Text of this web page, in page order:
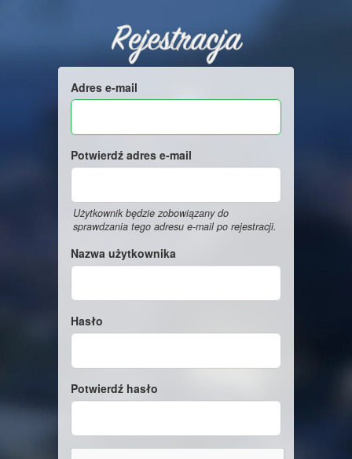
Rejestracja
Adres e-mail
Potwierdź adres e-mail
Użytkownik będzie zobowiązany do
sprawdzania tego adresu e-mail po rejestracji.
Nazwa użytkownika
Hasło
Potwierdź hasło